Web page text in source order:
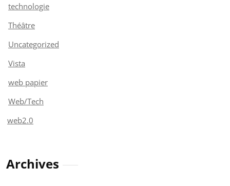
technologie
Théâtre
Uncategorized
Vista
web papier
Web/Tech
web2.0
Archives